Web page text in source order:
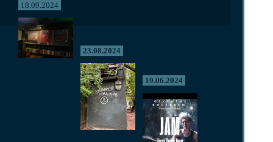
18.09.2024
23.08.2024
19.06.2024